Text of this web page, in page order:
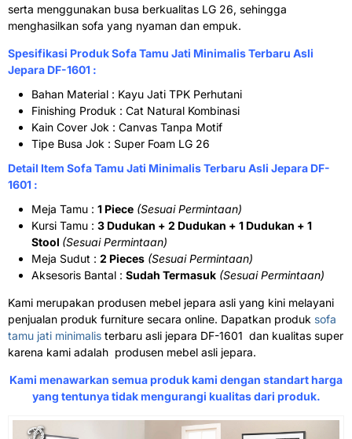
serta menggunakan busa berkualitas LG 26, sehingga
menghasilkan sofa yang nyaman dan empuk.
Spesifikasi Produk Sofa Tamu Jati Minimalis Terbaru Asli
Jepara DF-1601 :
Bahan Material : Kayu Jati TPK Perhutani
Finishing Produk : Cat Natural Kombinasi
Kain Cover Jok : Canvas Tanpa Motif
Tipe Busa Jok : Super Foam LG 26
Detail Item Sofa Tamu Jati Minimalis Terbaru Asli Jepara DF-
1601 :
Meja Tamu : 1 Piece (Sesuai Permintaan)
Kursi Tamu : 3 Dudukan + 2 Dudukan + 1 Dudukan + 1
Stool (Sesuai Permintaan)
Meja Sudut : 2 Pieces (Sesuai Permintaan)
Aksesoris Bantal : Sudah Termasuk (Sesuai Permintaan)
Kami merupakan produsen mebel jepara asli yang kini melayani
penjualan produk furniture secara online. Dapatkan produk sofa
tamu jati minimalis terbaru asli jepara DF-1601 dan kualitas super
karena kami adalah produsen mebel asli jepara.
Kami menawarkan semua produk kami dengan standart harga
yang tentunya tidak mengurangi kualitas dari produk.